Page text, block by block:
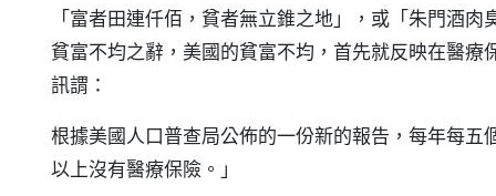
「富者田連仟佰，貧者無立錐之地」，或「朱門酒
貧富不均之辭，美國的貧富不均，首先就反映在醫
訊謂：
根據美國人口普查局公佈的一份新的報告，每年每
以上沒有醫療保險。」